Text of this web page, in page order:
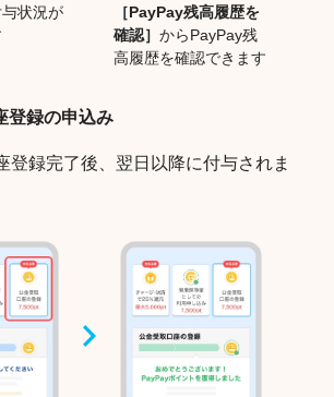
状況が
［PayPay残高履歴を
確認］ からPayPay残
高履歴を確認できます
登録の申込み
登録完了後、翌日以降に付与されま